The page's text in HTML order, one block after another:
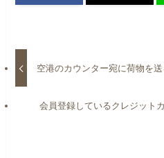
空港のカウンター宛に荷物を
会員登録しているクレジット